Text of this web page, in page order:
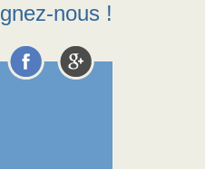
nous !